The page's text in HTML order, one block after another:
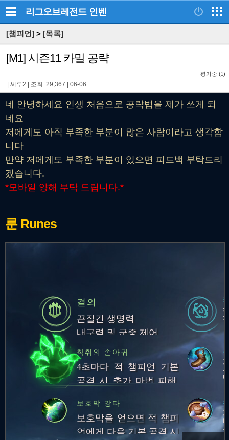
리그오브레전드 인벤
[챔피언] > [목록]
[M1] 시즌11 카밀 공략
평가중 (1)
씨루2 조회: 29,367 06-06
네 안녕하세요 인생 처음으로 공략법을 제가 쓰게 되
네요
저에게도 아직 부족한 부분이 많은 사람이라고 생각합
니다
만약 저에게도 부족한 부분이 있으면 피드백 부탁드리
겠습니다.
*모바일 양해 부탁 드립니다.*
룬 Runes
결의
끈질긴 생명력
내구력 및 군중 제어
착취의 손아귀
4초마다 적 챔피언 기본
공격 시 추가 마법 피해,
가
보호막 강타
보호막을 얻으면 적 챔피
언에게 다음 기본 공격 시